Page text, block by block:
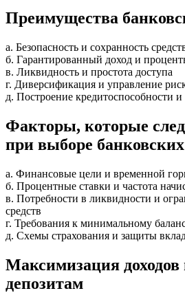
Преимущества
а. Безопасность и сохранность
б. Гарантированный доход и
в. Ликвидность и простота доступа
г. Диверсификация и управление
д. Построение кредитоспособности
Факторы, которые
при выборе
а. Финансовые цели и временной
б. Процентные ставки и частота
в. Потребности в ликвидности и
средств
г. Требования к минимальному
д. Схемы страхования и защиты
Максимизация
депозитам